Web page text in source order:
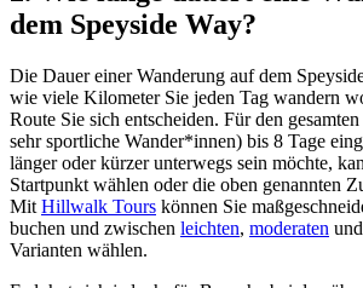
dem Speyside Way?
Die Dauer einer Wanderung auf dem
wie viele Kilometer Sie jeden Tag wandern
Route Sie sich entscheiden. Für den
sehr sportliche Wander*innen) bis 8 Tage
länger oder kürzer unterwegs sein möchte,
Startpunkt wählen oder die oben genannten
Mit Hillwalk Tours können Sie
buchen und zwischen leichten, moderaten und
Varianten wählen.